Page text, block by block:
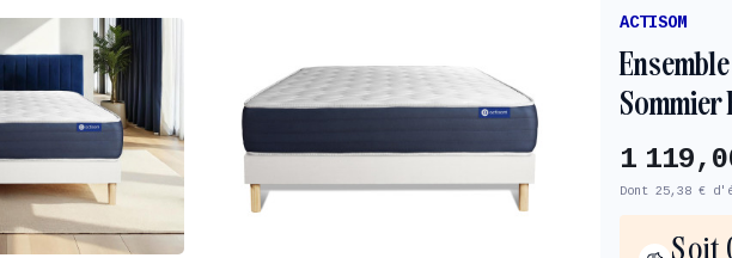
ACTISOM
Sommier
1
Dont 25,38 €
Soit